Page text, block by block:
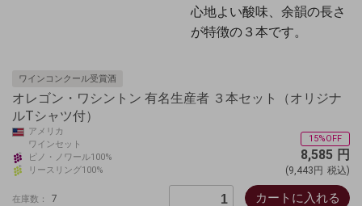
心地よい酸味、余韻の長さ
が特徴の３本です。
ワインコンクール受賞酒
オレゴン・ワシントン 有名生産者 ３本セット（オリジナ
ルTシャツ付）
アメリカ
ワインセット
ピノ・ノワール100%
リースリング100%
15%OFF
8,585 円
(9,443円 税込)
在庫数： 7 カートに入れる